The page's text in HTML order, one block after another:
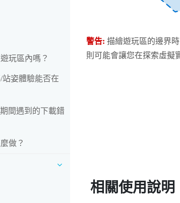
玩區內嗎？
姿體驗能否在
間遇到的下載錯
做？
警告: 描繪遊玩區的邊界
則可能會讓您在探索虛擬
相關使用說明